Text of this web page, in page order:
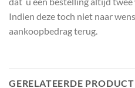
Indien deze toch niet naar
aankoopbedrag terug.
GERELATEERDE